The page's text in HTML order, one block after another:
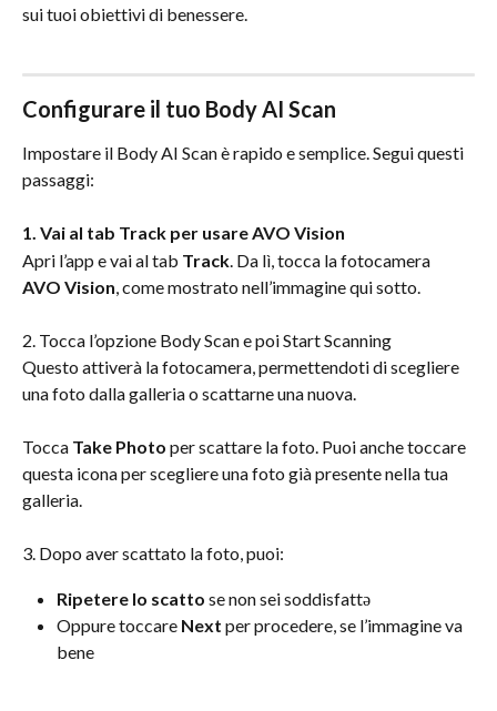
sui tuoi obiettivi di benessere.
Configurare il tuo Body AI Scan
Impostare il Body AI Scan è rapido e semplice. Segui questi
passaggi:
1. Vai al tab Track per usare AVO Vision
Apri l’app e vai al tab Track. Da lì, tocca la fotocamera
AVO Vision, come mostrato nell’immagine qui sotto.
2. Tocca l’opzione Body Scan e poi Start Scanning
Questo attiverà la fotocamera, permettendoti di scegliere
una foto dalla galleria o scattarne una nuova.
Tocca Take Photo per scattare la foto. Puoi anche toccare
questa icona per scegliere una foto già presente nella tua
galleria.
3. Dopo aver scattato la foto, puoi:
Ripetere lo scatto se non sei soddisfattə
Oppure toccare Next per procedere, se l’immagine va
bene